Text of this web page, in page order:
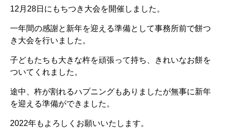
12月28日にもちつき大会を開催しました。
一年間の感謝と新年を迎える準備として事務所前で餅つ
き大会を行いました。
子どもたちも大きな杵を頑張って持ち、きれいなお餅を
ついてくれました。
途中、杵が割れるハプニングもありましたが無事に新年
を迎える準備ができました。
2022年もよろしくお願いいたします。